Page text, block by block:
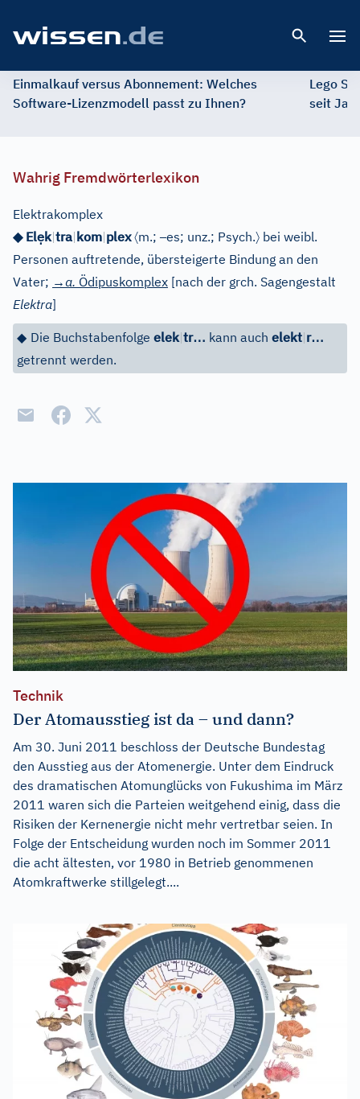
Einmalkauf versus Abonnement: Welches
Software-Lizenzmodell passt zu Ihnen?
Lego
seit
Wahrig Fremdwörterlexikon
Elektrakomplex
◆ Elẹk|tra|kom|plex 〈m.;–es; unz.; Psych.〉 bei weibl.
Personen auftretende, übersteigerte Bindung an den
Vater; →a. Ödipuskomplex [nach der grch. Sagengestalt
Elektra]
◆ Die Buchstabenfolge elek|tr… kann auch elekt|r…
getrennt werden.
Technik
Der Atomausstieg ist da – und dann?
Am 30. Juni 2011 beschloss der Deutsche Bundestag
den Ausstieg aus der Atomenergie. Unter dem Eindruck
des dramatischen Atomunglücks von Fukushima im März
2011 waren sich die Parteien weitgehend einig, dass die
Risiken der Kernenergie nicht mehr vertretbar seien. In
Folge der Entscheidung wurden noch im Sommer 2011
die acht ältesten, vor 1980 in Betrieb genommenen
Atomkraftwerke stillgelegt....